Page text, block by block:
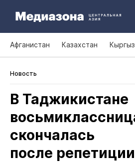
Афганистан Казахстан
Новость
В Таджикистане
скончалась
после репетиции